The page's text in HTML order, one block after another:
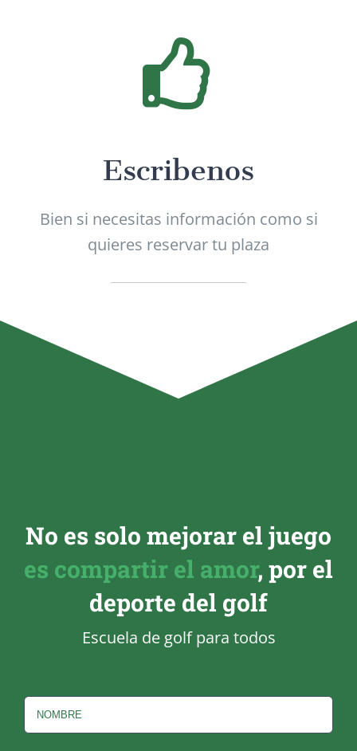
Escribenos
Bien si necesitas información como si
quieres reservar tu plaza
No es solo mejorar el juego
es compartir el amor, por el
deporte del golf
Escuela de golf para todos